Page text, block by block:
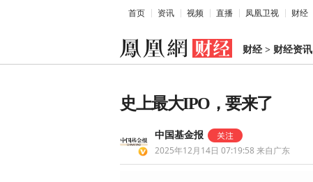
首页 资讯 视频 直播 凤凰卫视 财经
财经> 财经资讯
史上最大IPO，要来了
中国基金报
2025年12月14日 07:19:58 来自广东